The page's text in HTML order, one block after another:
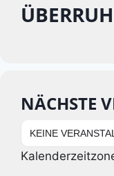
NÄCHSTE
KEINE